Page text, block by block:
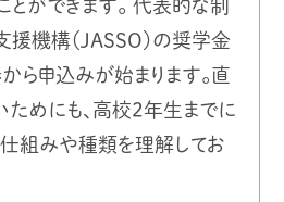
ができます。 代表的な制
援機構（JASSO）の奨学金
ら申込みが始まります。直
ためにも、高校2年生までに
組みや種類を理解してお